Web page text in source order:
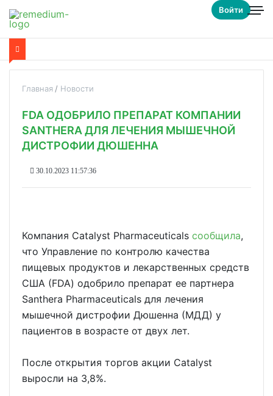
Войти
Главная Новости
FDA ОДОБРИЛО ПРЕПАРАТ КОМПАНИИ
SANTHERA ДЛЯ ЛЕЧЕНИЯ МЫШЕЧНОЙ
ДИСТРОФИИ ДЮШЕННА
30.10.2023 11:57:36
Компания Catalyst Pharmaceuticals сообщила,
что Управление по контролю качества
пищевых продуктов и лекарственных средств
США (FDA) одобрило препарат ее партнера
Santhera Pharmaceuticals для лечения
мышечной дистрофии Дюшенна (МДД) у
пациентов в возрасте от двух лет.
После открытия торгов акции Catalyst
выросли на 3,8%.